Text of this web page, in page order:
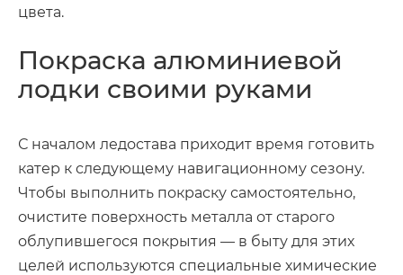
цвета.
Покраска алюминиевой
лодки своими руками
С началом ледостава приходит время готовить
катер к следующему навигационному сезону.
Чтобы выполнить покраску самостоятельно,
очистите поверхность металла от старого
облупившегося покрытия — в быту для этих
целей используются специальные химические